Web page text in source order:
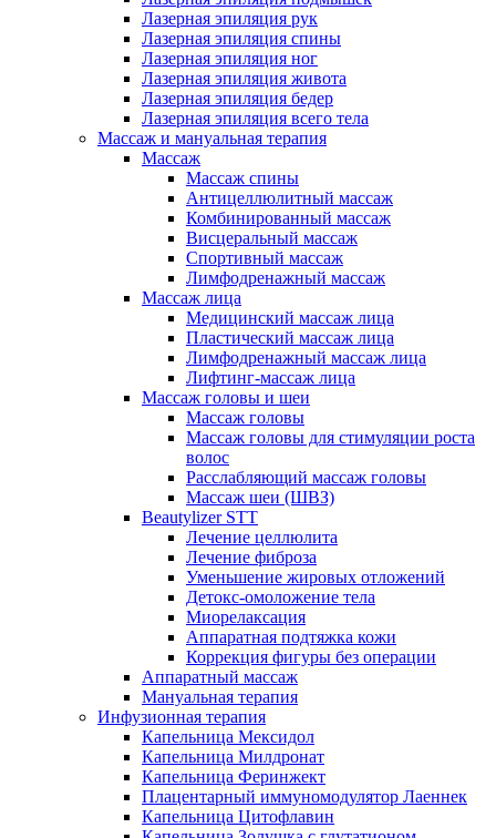
Лазерная эпиляция рук
Лазерная эпиляция спины
Лазерная эпиляция ног
Лазерная эпиляция живота
Лазерная эпиляция бедер
Лазерная эпиляция всего тела
Массаж и мануальная терапия
Массаж
Массаж спины
Антицеллюлитный массаж
Комбинированный массаж
Висцеральный массаж
Спортивный массаж
Лимфодренажный массаж
Массаж лица
Медицинский массаж лица
Пластический массаж лица
Лимфодренажный массаж лица
Лифтинг-массаж лица
Массаж головы и шеи
Массаж головы
Массаж головы для стимуляции роста
волос
Расслабляющий массаж головы
Массаж шеи (ШВЗ)
Beautylizer STT
Лечение целлюлита
Лечение фиброза
Уменьшение жировых отложений
Детокс-омоложение тела
Миорелаксация
Аппаратная подтяжка кожи
Коррекция фигуры без операции
Аппаратный массаж
Мануальная терапия
Инфузионная терапия
Капельница Мексидол
Капельница Милдронат
Капельница Феринжект
Плацентарный иммуномодулятор Лаеннек
Капельница Цитофлавин